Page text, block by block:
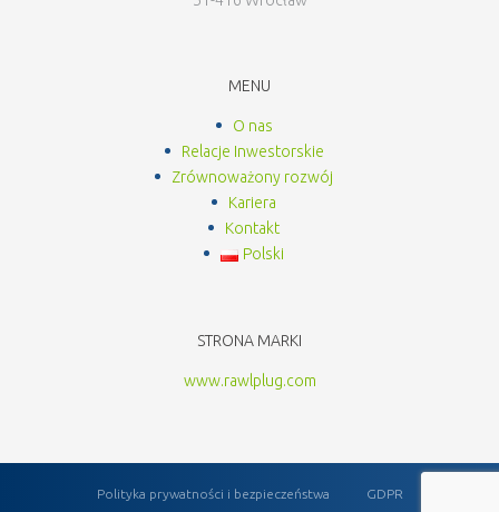
MENU
O nas
Relacje Inwestorskie
Zrównoważony rozwój
Kariera
Kontakt
Polski
STRONA MARKI
www.rawlplug.com
Polityka prywatności i bezpieczeństwa GDPR